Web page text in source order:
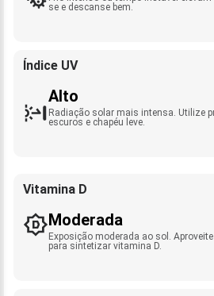
se e descanse bem.
Índice UV
Alto
Radiação solar mais intensa. Utilize
escuros e chapéu leve.
Vitamina D
Moderada
Exposição moderada ao sol.
para sintetizar vitamina D.